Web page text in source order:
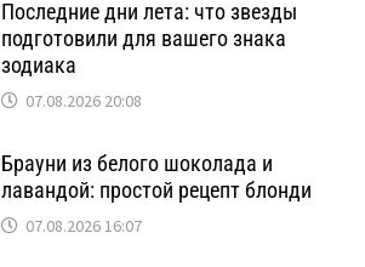
Последние дни лета: что звезды
подготовили для вашего знака
зодиака
07.08.2026 20:08
Брауни из белого шоколада и
лавандой: простой рецепт блонди
07.08.2026 16:07